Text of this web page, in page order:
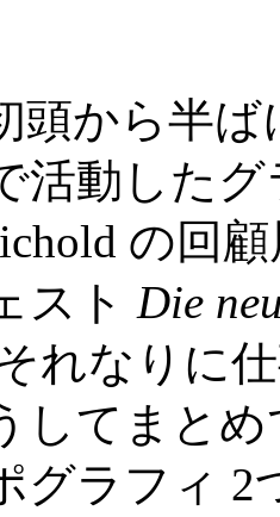
頭から半
活動した
の回
ストDie
れなりに
してまと
グラフィ